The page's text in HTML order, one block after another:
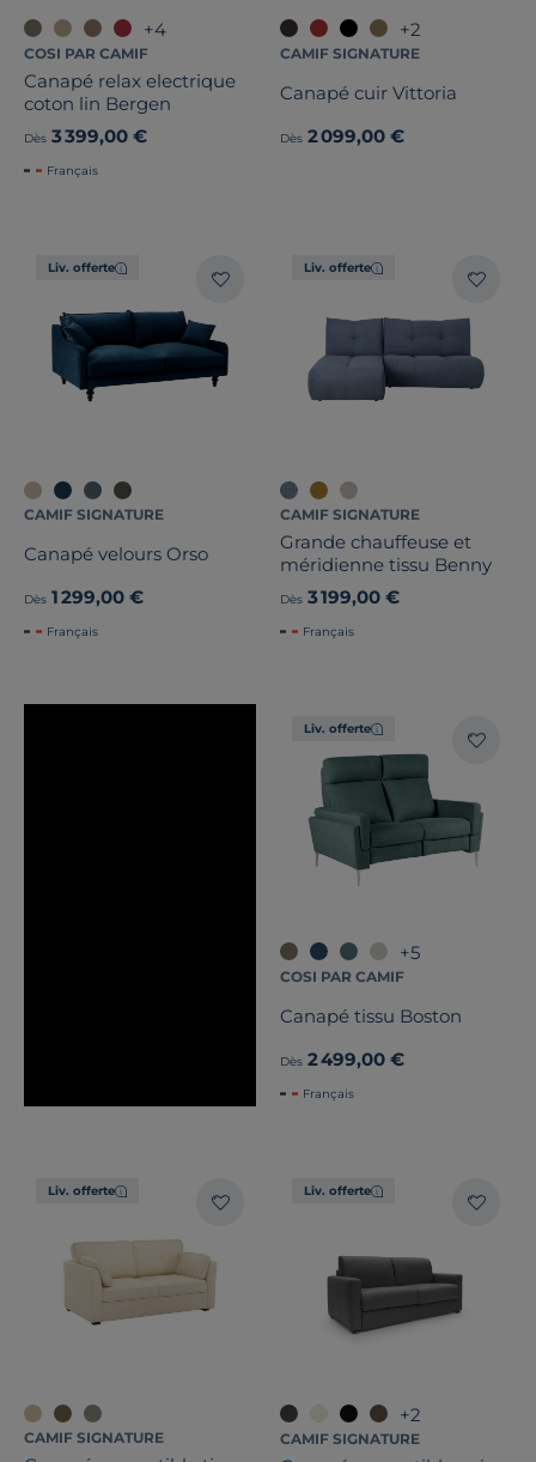
+4
COSI PAR CAMIF
Canapé relax electrique
coton lin Bergen
Dès 3 399,00 €
Français
+2
CAMIF SIGNATURE
Canapé cuir Vittoria
Dès 2 099,00 €
Liv. offerte
CAMIF SIGNATURE
Canapé velours Orso
Dès 1 299,00 €
Français
Liv. offerte
CAMIF SIGNATURE
Grande chauffeuse et
méridienne tissu Benny
Dès 3 199,00 €
Français
Liv. offerte
+5
COSI PAR CAMIF
Canapé tissu Boston
Dès 2 499,00 €
Français
Liv. offerte
CAMIF SIGNATURE
Liv. offerte
+2
CAMIF SIGNATURE